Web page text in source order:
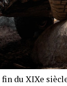
du XIXe